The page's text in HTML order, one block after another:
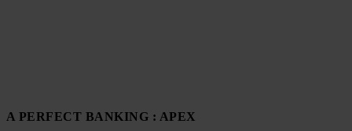
A PERFECT BANKING : APEX